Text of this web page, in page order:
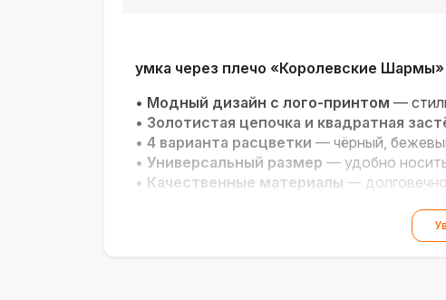
умка через плечо «Королевские Шармы»
• Модный дизайн с лого-принтом —
• Золотистая цепочка и квадратная
• 4 варианта расцветки — чёрный,
• Универсальный размер — удобно носить
• Качественные материалы —
Идеальное дополнение для вашего